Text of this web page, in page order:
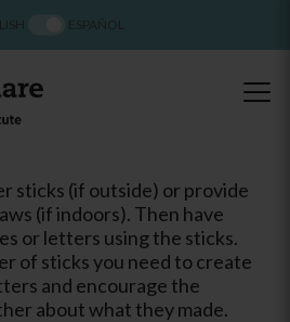
sticks (if outside) or provide
(if indoors). Then have
or letters using the sticks.
of sticks you need to create
and encourage the
about what they made.